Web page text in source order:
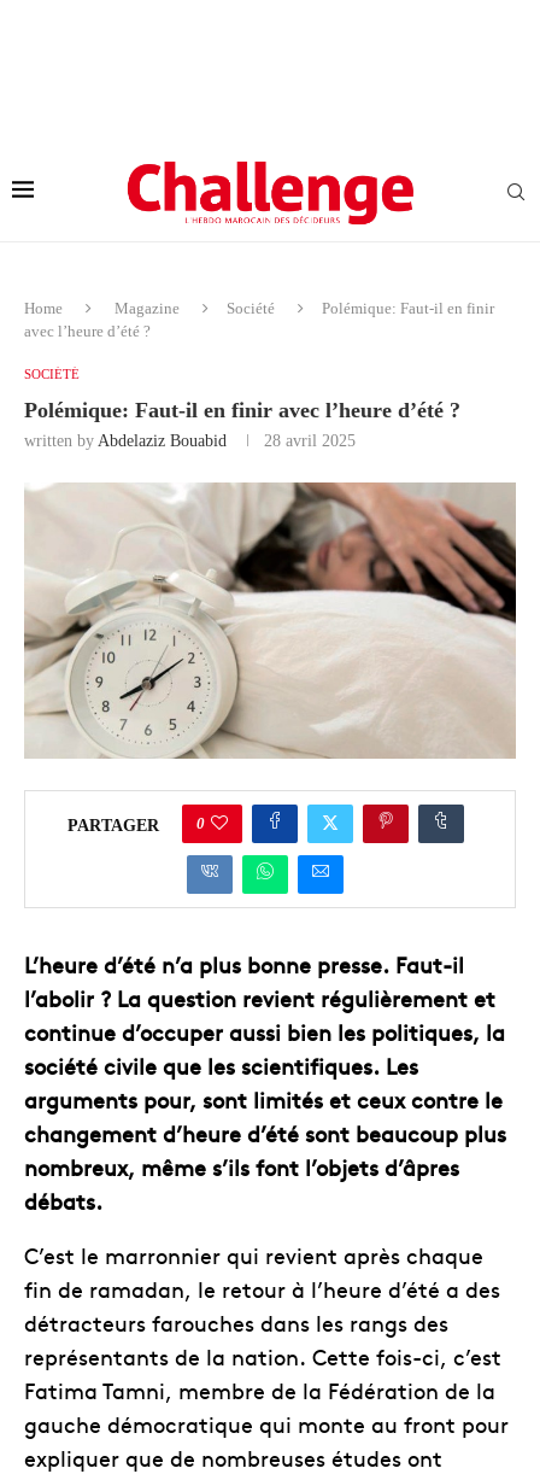
Home Magazine Société
Polémique: Faut-il en finir
avec l’heure d’été ?
SOCIÉTÉ
Polémique: Faut-il en finir avec l’heure d’été ?
written by Abdelaziz Bouabid 28 avril 2025
PARTAGER 0
L’heure d’été n’a plus bonne presse. Faut-il
l’abolir ? La question revient régulièrement et
continue d’occuper aussi bien les politiques, la
société civile que les scientifiques. Les
arguments pour, sont limités et ceux contre le
changement d’heure d’été sont beaucoup plus
nombreux, même s’ils font l’objets d’âpres
débats.
C’est le marronnier qui revient après chaque
fin de ramadan, le retour à l’heure d’été a des
détracteurs farouches dans les rangs des
représentants de la nation. Cette fois-ci, c’est
Fatima Tamni, membre de la Fédération de la
gauche démocratique qui monte au front pour
expliquer que de nombreuses études ont